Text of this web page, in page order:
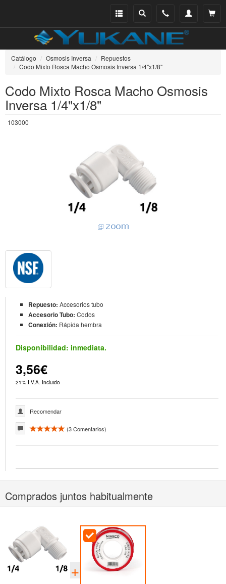
Ver
Mi
Teléfono
Buscar
Menu
Catálogo Osmosis Inversa
Repuestos
Codo Mixto Rosca Macho Osmosis Inversa 1/4"x1/8"
Codo Mixto Rosca Macho Osmosis
Inversa 1/4"x1/8"
103000
Repuesto: Accesorios tubo
Accesorio Tubo: Codos
Conexión: Rápida hembra
Disponibilidad: inmediata.
3,56€
21% I.V.A. Incluido
Recomendar
(3Comentarios)
Comprados juntos habitualmente